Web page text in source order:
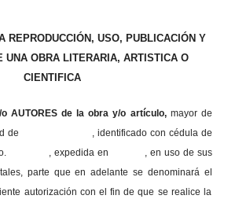
REPRODUCCIÓN, USO, PUBLICACIÓN Y
UNA OBRA LITERARIA, ARTISTICA O
CIENTIFICA
o AUTORES de la obra y/o artículo, mayor de
de , identificado con cédula de
No. , expedida en , en uso de sus
parte que en adelante se denominará el
autorización con el fin de que se realice la